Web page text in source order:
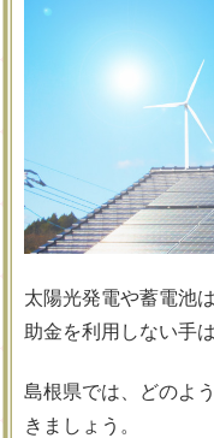
太陽光発電や蓄電池
助金を利用しない手
島根県では、どのよ
きましょう。